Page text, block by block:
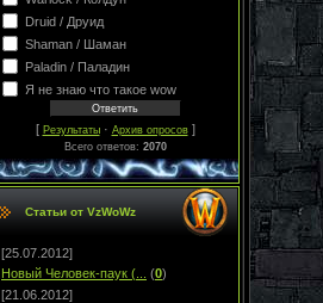
Druid / Друид
Shaman / Шаман
Paladin / Паладин
Я не знаю что такое wow
[ Результаты· Архив опросов]
Всего ответов: 2070
Статьи от VzWoWz
[25.07.2012]
Новый Человек-паук (...
(0)
[21.06.2012]